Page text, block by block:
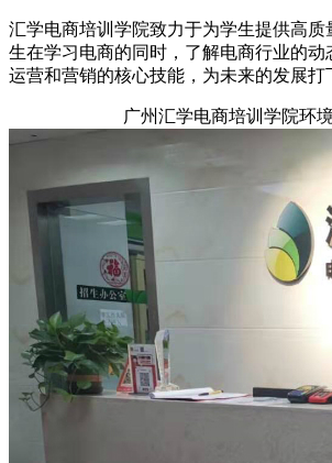
汇学电商培训学院致力于为学生提供高质
生在学习电商的同时，了解电商行业的动
运营和营销的核心技能，为未来的发展打
广州汇学电商培训学院环